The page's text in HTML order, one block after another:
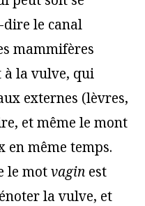
dire le canal
mammifères
à la vulve, qui
externes (lèvres,
et même le mont
en même temps.
le motvagin est
la vulve, et